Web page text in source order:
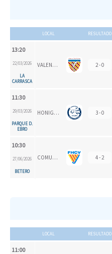
LOCAL RESULTADO
13:20
22/03/2026
LA
CARRASCA
VALENCIA CH 2 - 0
11:30
29/03/2026
PARQUE D.
EBRO
HONIGVÖGEL 3 - 0
10:30
27/06/2026
BETERO
COMUNITAT VALENCIANA 4 - 2
LOCAL RESULTADO
11:00